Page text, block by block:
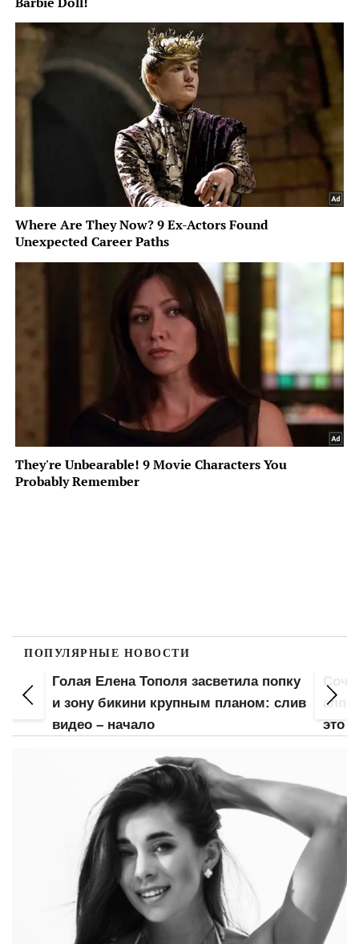
ПОПУЛЯРНЫЕ НОВОСТИ
Голая Елена Тополя засветила попку
и зону бикини крупным планом: слив
видео – начало
это